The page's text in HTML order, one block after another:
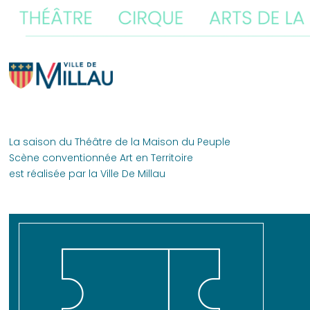
La saison du Théâtre de la Maison du Peuple
Scène conventionnée Art en Territoire
est réalisée par la Ville De Millau